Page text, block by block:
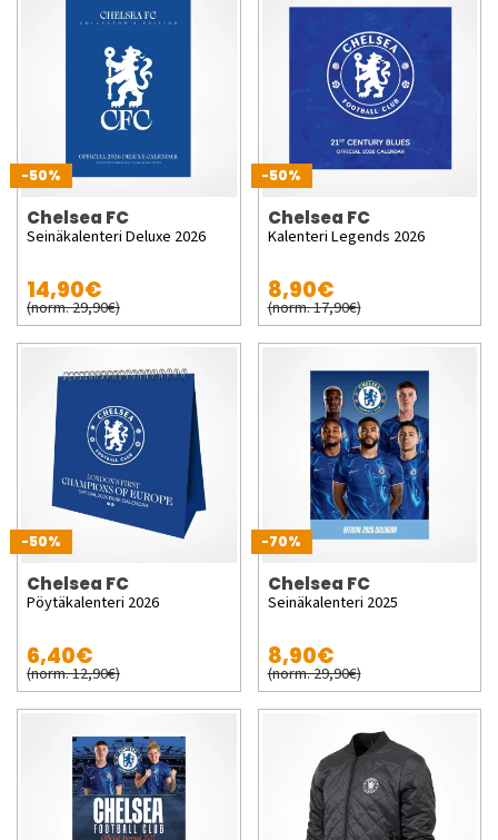
-50%
Chelsea FC
Seinäkalenteri Deluxe 2026
14,90€
(norm. 29,90€)
-50%
Chelsea FC
Kalenteri Legends 2026
8,90€
(norm. 17,90€)
-50%
Chelsea FC
Pöytäkalenteri 2026
6,40€
(norm. 12,90€)
-70%
Chelsea FC
Seinäkalenteri 2025
8,90€
(norm. 29,90€)